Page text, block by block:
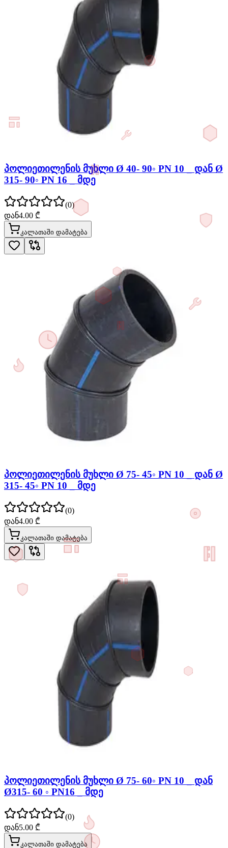
პოლიეთილენის მუხლი Ø 40- 90◦ PN 10 _ დან Ø
315- 90◦ PN 16 _ მდე
(0)
დან4.00 ₾
კალათაში დამატება
პოლიეთილენის მუხლი Ø 75- 45◦ PN 10 _ დან Ø
315- 45◦ PN 10 _ მდე
(0)
დან4.00 ₾
კალათაში დამატება
პოლიეთილენის მუხლი Ø 75- 60◦ PN 10 _ დან
Ø315- 60 ◦ PN16 _ მდე
(0)
დან5.00 ₾
კალათაში დამატება